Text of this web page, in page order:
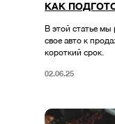
КАК
В этой статье мы
свое авто к
короткий срок.
02.06.25